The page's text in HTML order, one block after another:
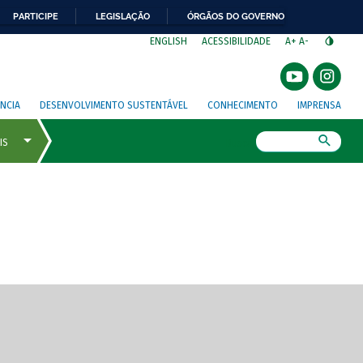
PARTICIPE LEGISLAÇÃO ÓRGÃOS DO GOVERNO
ENGLISH ACESSIBILIDADE A+ A-
DESENVOLVIMENTO SUSTENTÁVEL CONHECIMENTO IMPRENSA
de tela